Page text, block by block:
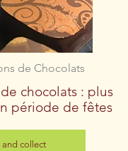
de Chocolats
chocolats : plus
période de fêtes
and collect